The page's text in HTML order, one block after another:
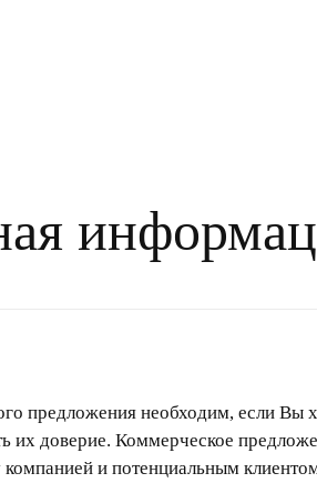
предложения необходим, если Вы
их доверие. Коммерческое
и потенциальным